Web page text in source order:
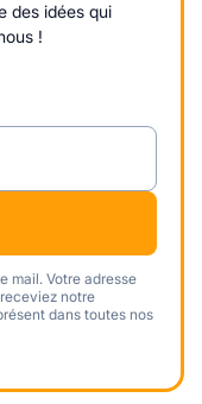
des idées qui
!
mail. Votre adresse
notre
dans toutes nos